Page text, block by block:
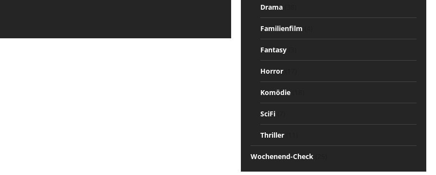
Drama(38)
Familienfilm
Fantasy(3)
Horror(17)
Komödie(18)
SciFi(7)
Thriller(11)
Wochenend-Check(25)